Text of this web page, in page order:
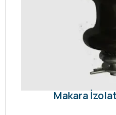
Makara